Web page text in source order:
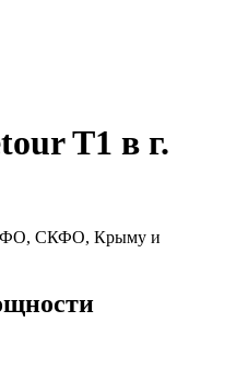
T1 в г.
СКФО, Крыму и